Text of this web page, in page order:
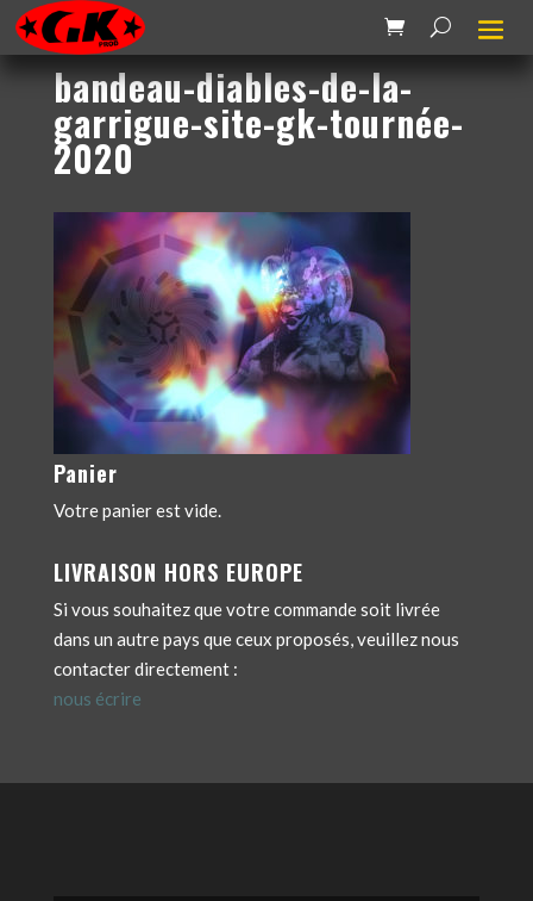
bandeau-diables-de-la-
garrigue-site-gk-tournée-
2020
Panier
Votre panier est vide.
LIVRAISON HORS EUROPE
Si vous souhaitez que votre commande soit livrée
dans un autre pays que ceux proposés, veuillez nous
contacter directement :
nous écrire